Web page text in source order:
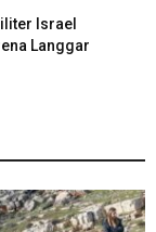
Israel
Langgar